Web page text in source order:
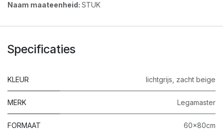
Naam maateenheid: STUK
Specificaties
KLEUR lichtgrijs zacht beige
MERK Legamaster
FORMAAT
60x80cm